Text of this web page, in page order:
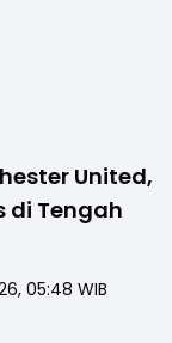
United,
di Tengah
05:48 WIB